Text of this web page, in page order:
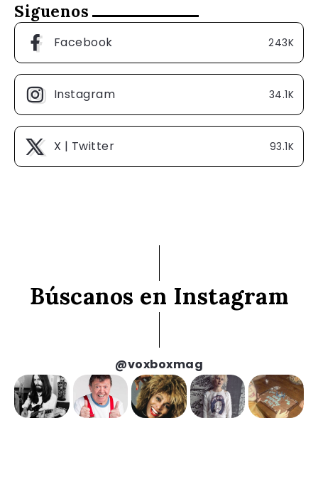
Siguenos
Facebook 243K
Instagram 34.1K
X | Twitter 93.1K
Búscanos en Instagram
@voxboxmag